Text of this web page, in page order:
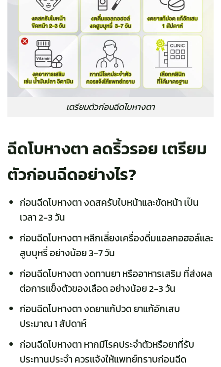
เตรียมตัวก่อนฉีดโบหางตา
ฉีดโบหางตา ลดริ้วรอย เตรียม
ตัวก่อนฉีดอย่างไร?
ก่อนฉีดโบหางตา งดสครับใบหน้าและขัดหน้า เป็น
เวลา 2-3 วัน
ก่อนฉีดโบหางตา หลีกเลี่ยงเครื่องดื่มแอลกอฮอล์และ
สูบบุหรี่ อย่างน้อย 3-7 วัน
ก่อนฉีดโบหางตา งดทานยา หรืออาหารเสริม ที่ส่งผล
ต่อการแข็งตัวของเลือด อย่างน้อย 2-3 วัน
ก่อนฉีดโบหางตา งดยาแก้ปวด ยาแก้อักเสบ
ประมาณ 1 สัปดาห์
ก่อนฉีดโบหางตา หากมีโรคประจำตัวหรือยาที่รับ
ประทานประจำ ควรแจ้งให้แพทย์ทราบก่อนฉีด